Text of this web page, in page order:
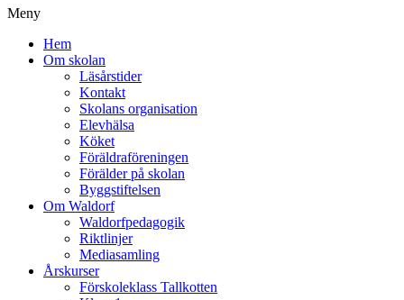
Meny
Hem
Om skolan
Läsårstider
Kontakt
Skolans organisation
Elevhälsa
Köket
Föräldraföreningen
Förälder på skolan
Byggstiftelsen
Om Waldorf
Waldorfpedagogik
Riktlinjer
Mediasamling
Årskurser
Förskoleklass Tallkotten